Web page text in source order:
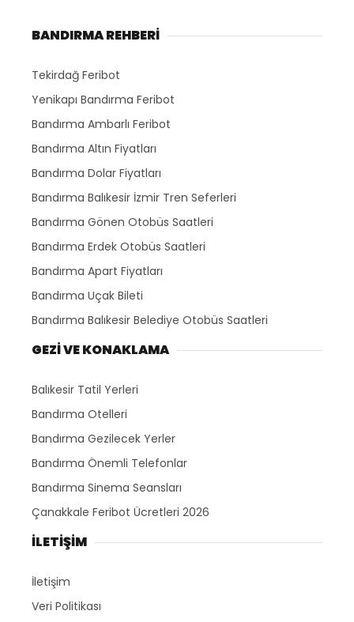
BANDIRMA REHBERİ
Tekirdağ Feribot
Yenikapı Bandırma Feribot
Bandırma Ambarlı Feribot
Bandırma Altın Fiyatları
Bandırma Dolar Fiyatları
Bandırma Balıkesir İzmir Tren Seferleri
Bandırma Gönen Otobüs Saatleri
Bandırma Erdek Otobüs Saatleri
Bandırma Apart Fiyatları
Bandırma Uçak Bileti
Bandırma Balıkesir Belediye Otobüs Saatleri
GEZİ VE KONAKLAMA
Balıkesir Tatil Yerleri
Bandırma Otelleri
Bandırma Gezilecek Yerler
Bandırma Önemli Telefonlar
Bandırma Sinema Seansları
Çanakkale Feribot Ücretleri 2026
İLETİŞİM
İletişim
Veri Politikası